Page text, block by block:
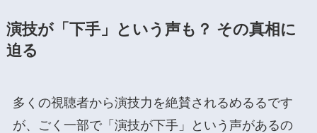
演技が「下手」という声も？ その真相に
迫る
多くの視聴者から演技力を絶賛されるめるるです
が、ごく一部で「演技が下手」という声があるの